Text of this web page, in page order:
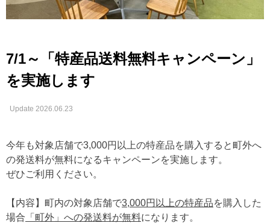
7/1～「特産品送料無料キャンペーン」
を実施します
Update 2026.06.23
今年も対象店舗で3,000円以上の特産品を購入すると町外へ
の発送料が無料になるキャンペーンを実施します。
ぜひご利用ください。
【内容】町内の対象店舗で3,000円以上の特産品を購入した
場合 「町外」への発送料が無料になります。